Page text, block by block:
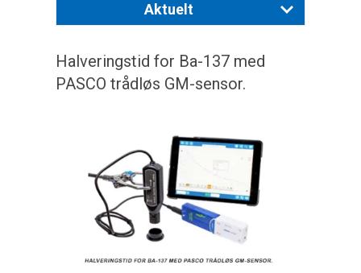
Aktuelt
PASCO heftet 2025
CO2-konsentrasjon i atmosfæren og global
oppvarming.
PASCO trådløst, kompatibelt med skolens
programvarer
Halveringstid for Ba-137 med
PASCO trådløs GM-sensor.